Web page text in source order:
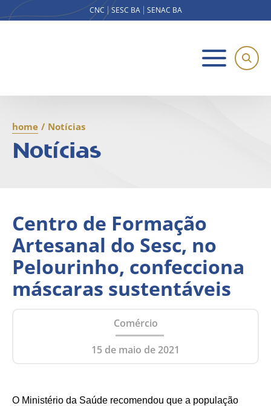
CNC SESC BA SENAC BA
home / Notícias
Notícias
Centro de Formação
Artesanal do Sesc, no
Pelourinho, confecciona
máscaras sustentáveis
Comércio
15 de maio de 2021
O Ministério da Saúde recomendou que a população